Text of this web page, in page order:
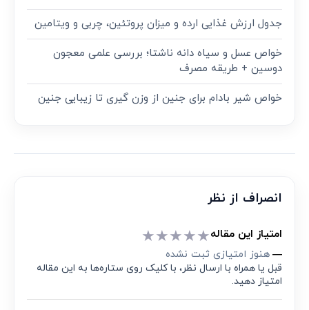
جدول ارزش غذایی ارده و میزان پروتئین، چربی و ویتامین
خواص عسل و سیاه دانه ناشتا؛ بررسی علمی معجون
دوسین + طریقه مصرف
خواص شیر بادام برای جنین از وزن گیری تا زیبایی جنین
انصراف از نظر
امتیاز این مقاله★
★
★
★
★
— هنوز امتیازی ثبت نشده
قبل یا همراه با ارسال نظر، با کلیک روی ستاره‌ها به این مقاله
امتیاز دهید.